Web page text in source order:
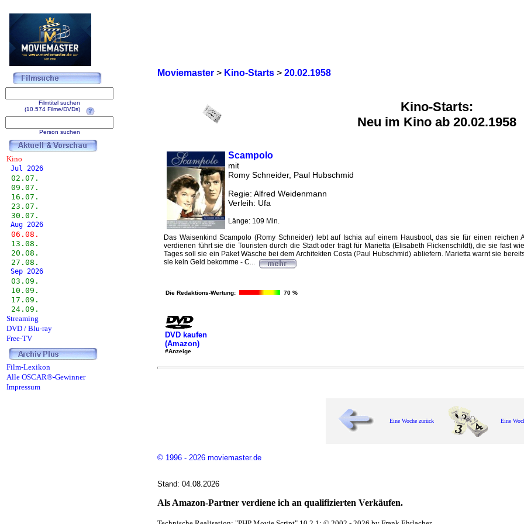
Moviemaster> Kino-Starts> 20.02.1958
Kino-Starts:
Neu im Kino ab 20.02.1958
Scampolo
mit
Romy Schneider, Paul Hubschmid
Regie: Alfred Weidenmann
Verleih: Ufa
Länge: 109 Min.
Das Waisenkind Scampolo (Romy Schneider) lebt auf Ischia auf einem Hausboot, das sie für einen reichen
verdienen führt sie die Touristen durch die Stadt oder trägt für Marietta (Elisabeth Flickenschildt), die sie fast
Tages soll sie ein Paket Wäsche bei dem Architekten Costa (Paul Hubschmid) abliefern. Marietta warnt sie
sie kein Geld bekomme - C...
Die Redaktions-Wertung: 70 %
DVD kaufen
(Amazon)
#Anzeige
Eine Woche zurück Eine
© 1996 - 2026 moviemaster.de
Stand: 04.08.2026
Als Amazon-Partner verdiene ich an qualifizierten Verkäufen.
Filmtitel suchen
(10.574 Filme/DVDs)
Person suchen
Kino
Jul 2026
02.07.
09.07.
16.07.
23.07.
30.07.
Aug 2026
06.08.
13.08.
20.08.
27.08.
Sep 2026
03.09.
10.09.
17.09.
24.09.
Streaming
DVD / Blu-ray
Free-TV
Film-Lexikon
Alle OSCAR®-Gewinner
Impressum